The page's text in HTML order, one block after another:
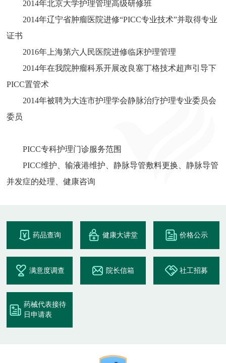
2014年北京大学护理管理高级研修班
2014年辽宁省肿瘤医院进修“PICC专业技术”并取得专业
证书
2016年上海第六人民医院进修临床护理管理
2014年在我院肿瘤科系开展改良塞丁格技术超声引导下
PICC置管术
2014年被聘为大连市护理学会静脉治疗护理专业委员会
委员
PICC专科护理门诊服务范围
PICC维护、输液港维护、静脉导管敷料更换、静脉导管
并发症的处理、健康咨询
药品查询 健康大讲堂 价格公示
满意度调查 院长信箱 社工招募
药械代表接待
日申请表